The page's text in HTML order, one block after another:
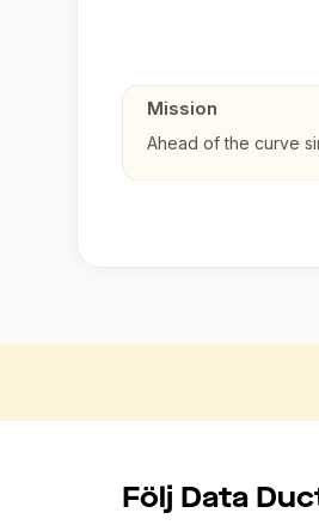
Mission
Ahead of the curve
Följ Data